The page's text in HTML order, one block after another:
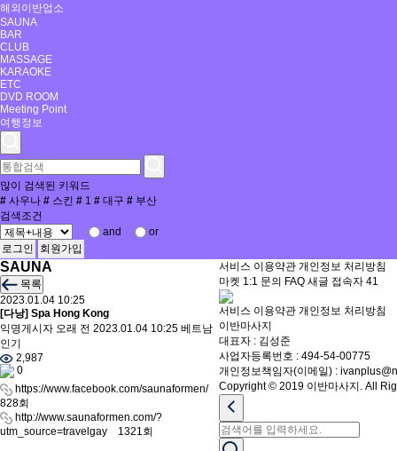
해외이반업소
SAUNA
BAR
CLUB
MASSAGE
KARAOKE
ETC
DVD ROOM
Meeting Point
여행정보
많이 검색된 키워드
# 사우나 # 스킨 # 1 # 대구 # 부산
검색조건
and
or
로그인
회원가입
SAUNA
목록
2023.01.04 10:25
[다낭] Spa Hong Kong
익명게시자 오래 전 2023.01.04 10:25 베트남
인기
2,987
0
https://www.facebook.com/saunaformen/
828회
http://www.saunaformen.com/?
utm_source=travelgay 1321회
서비스 이용약관 개인정보 처리방침
마켓 1:1 문의 FAQ 새글 접속자 41
서비스 이용약관 개인정보 처리방침
이반마사지
대표자 : 김성준
사업자등록번호 : 494-54-00775
개인정보책임자(이메일) :
Copyright © 2019 이반마사지. All